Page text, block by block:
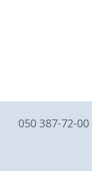
050 387-72-00